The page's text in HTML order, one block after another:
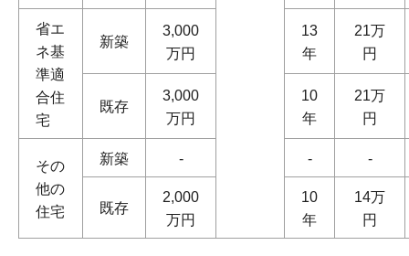
省エ
ネ基
準適
合住
宅
新築
3,000
万円
13
年
21万
円
既存
3,000
万円
10
年
21万
円
その
他の
住宅
新築 - - -
既存
2,000
万円
10
年
14万
円